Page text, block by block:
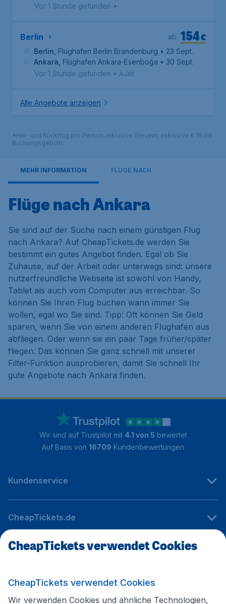
Vor 1 Stunde gefunden •
Berlin €
154
ab
Berlin Flughafen Berlin Brandenburg • 23 Sept.
Ankara Flughafen Ankara-Esenboğa • 30 Sept.
Vor 1 Stunde gefunden • AJet
Alle Angebote anzeigen
*Hin- und Rückflug pro Person, inklusive Steuern, exklusive € 19,99
Buchungsgebühr.
MEHR INFORMATION FLÜGE NACH
Flüge nach Ankara
Sie sind auf der Suche nach einem günstigen Flug
nach Ankara? Auf CheapTickets.de werden Sie
bestimmt ein gutes Angebot finden. Egal ob Sie
Zuhause, auf der Arbeit oder unterwegs sind: unsere
nutzerfreundliche Webseite ist sowohl von Handy,
Tablet als auch vom Computer aus erreichbar. So
können Sie Ihren Flug buchen wann immer Sie
wollen, egal wo Sie sind. Tipp: Oft können Sie Geld
sparen, wenn Sie von einem anderen Flughafen aus
abfliegen. Oder wenn sie ein paar Tage früher/später
fliegen. Das können Sie ganz schnell mit unserer
Filter-Funktion ausprobieren, damit Sie schnell Ihr
gute Angebote nach Ankara finden.
Wir sind auf Trustpilot mit 4.1 von 5 bewertet
Auf Basis von 16709 Kundenbewertungen
Kundenservice
CheapTickets.de
Internationale Webseiten
Folgen Sie uns:
CheapTickets verwendet Cookies
CheapTickets verwendet Cookies
Wir verwenden Cookies und ähnliche Technologien,